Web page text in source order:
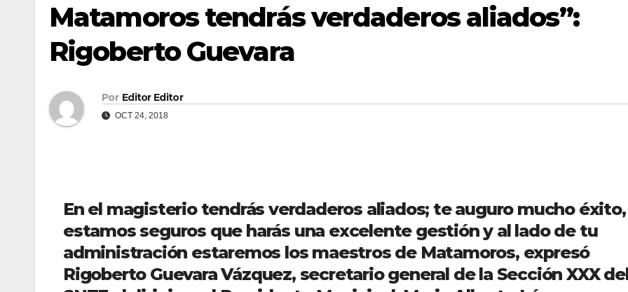
Matamoros tendrás verdaderos aliados”:
Rigoberto Guevara
Por Editor Editor
OCT 24, 2018
En el magisterio tendrás verdaderos aliados; te auguro mucho éxito,
estamos seguros que harás una excelente gestión y al lado de tu
administración estaremos los maestros de Matamoros, expresó
Rigoberto Guevara Vázquez, secretario general de la Sección XXX